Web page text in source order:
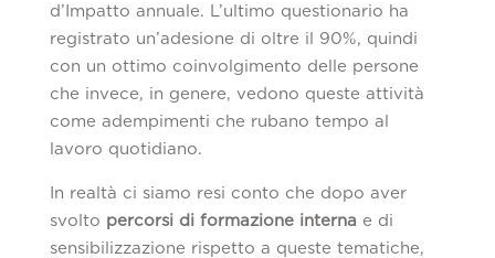
d’Impatto annuale. L’ultimo questionario ha
registrato un’adesione di oltre il 90%, quindi
con un ottimo coinvolgimento delle persone
che invece, in genere, vedono queste attività
come adempimenti che rubano tempo al
lavoro quotidiano.
In realtà ci siamo resi conto che dopo aver
svolto percorsi di formazione interna e di
sensibilizzazione rispetto a queste tematiche,